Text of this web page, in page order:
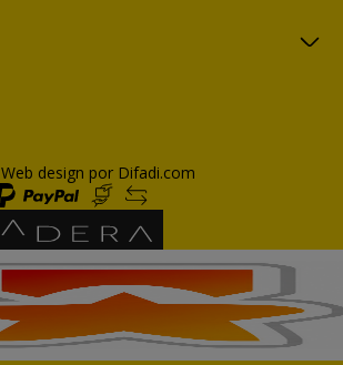
Web design por Difadi.com